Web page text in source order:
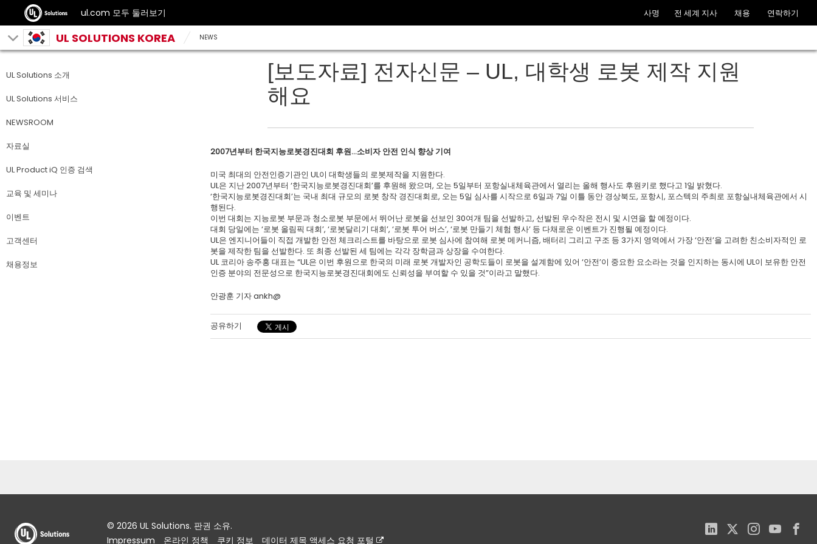
ul.com 모두 둘러보기 사명 전 세계 지사 채용 연락하기
UL SOLUTIONS KOREA NEWS
UL Solutions 소개
UL Solutions 서비스
NEWSROOM
자료실
UL Product iQ 인증 검색
교육 및 세미나
이벤트
고객센터
채용정보
[보도자료] 전자신문 – UL, 대학생 로봇 제작 지원
해요
2007년부터 한국지능로봇경진대회 후원…소비자 안전 인식 향상 기여
미국 최대의 안전인증기관인 UL이 대학생들의 로봇제작을 지원한다.
UL은 지난 2007년부터 ‘한국지능로봇경진대회’를 후원해 왔으며, 오는 5일부터 포항실내체육관에서 열리는 올해 행사도 후원키로 했다고 1일 밝혔다.
‘한국지능로봇경진대회’는 국내 최대 규모의 로봇 창작 경진대회로, 오는 5일 심사를 시작으로 6일과 7일 이틀 동안 경상북도, 포항시, 포스텍의 주최로 포항실내체육관에서 시
행된다.
이번 대회는 지능로봇 부문과 청소로봇 부문에서 뛰어난 로봇을 선보인 30여개 팀을 선발하고, 선발된 우수작은 전시 및 시연을 할 예정이다.
대회 당일에는 ‘로봇 올림픽 대회’, ‘로봇달리기 대회’, ‘로봇 투어 버스’, ‘로봇 만들기 체험 행사’ 등 다채로운 이벤트가 진행될 예정이다.
UL은 엔지니어들이 직접 개발한 안전 체크리스트를 바탕으로 로봇 심사에 참여해 로봇 메커니즘, 배터리 그리고 구조 등 3가지 영역에서 가장 ‘안전’을 고려한 친소비자적인 로
봇을 제작한 팀을 선발한다. 또 최종 선발된 세 팀에는 각각 장학금과 상장을 수여한다.
UL 코리아 송주홍 대표는 “UL은 이번 후원으로 한국의 미래 로봇 개발자인 공학도들이 로봇을 설계함에 있어 ‘안전’이 중요한 요소라는 것을 인지하는 동시에 UL이 보유한 안전
인증 분야의 전문성으로 한국지능로봇경진대회에도 신뢰성을 부여할 수 있을 것”이라고 말했다.
안광훈 기자 ankh@
공유하기
© 2026 UL Solutions. 판권 소유.
Impressum
온라인 정책 쿠키 정보 데이터 제목 액세스 요청 포털